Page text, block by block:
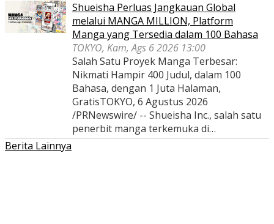
Shueisha Perluas Jangkauan Global
melalui MANGA MILLION, Platform
Manga yang Tersedia dalam 100 Bahasa
TOKYO, Kam, Ags 6 2026 13:00
Salah Satu Proyek Manga Terbesar:
Nikmati Hampir 400 Judul, dalam 100
Bahasa, dengan 1 Juta Halaman,
GratisTOKYO, 6 Agustus 2026
/PRNewswire/ -- Shueisha Inc., salah satu
penerbit manga terkemuka di…
Berita Lainnya